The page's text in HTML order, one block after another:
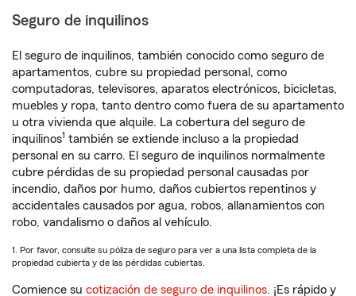
Seguro de inquilinos
El seguro de inquilinos, también conocido como seguro de
apartamentos, cubre su propiedad personal, como
computadoras, televisores, aparatos electrónicos, bicicletas,
muebles y ropa, tanto dentro como fuera de su apartamento
u otra vivienda que alquile. La cobertura del seguro de
inquilinos1 también se extiende incluso a la propiedad
personal en su carro. El seguro de inquilinos normalmente
cubre pérdidas de su propiedad personal causadas por
incendio, daños por humo, daños cubiertos repentinos y
accidentales causados por agua, robos, allanamientos con
robo, vandalismo o daños al vehículo.
1. Por favor, consulte su póliza de seguro para ver a una lista completa de la
propiedad cubierta y de las pérdidas cubiertas.
Comience su cotización de seguro de inquilinos. ¡Es rápido y